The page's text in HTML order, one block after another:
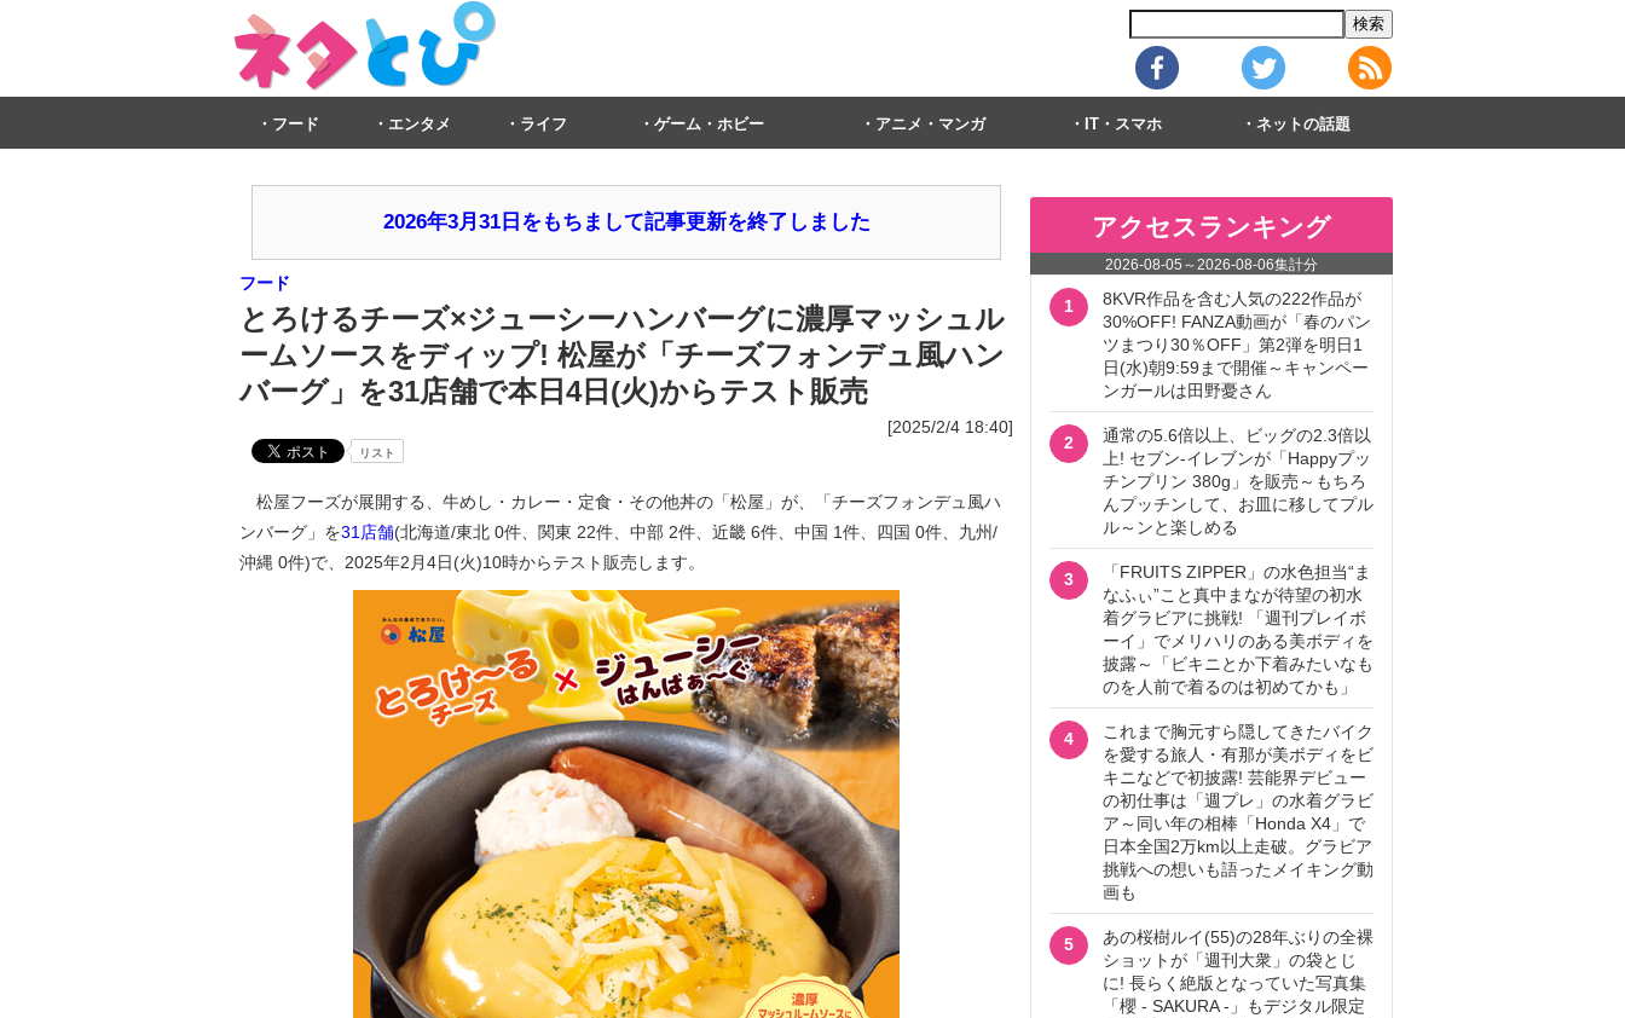
フード エンタメ ライフ ゲーム・ホビー アニメ・マンガ IT・スマホ ネットの話題
2026年3月31日をもちまして記事更新を終了しました
フード
とろけるチーズ×ジューシーハンバーグに濃厚マッシュル
ームソースをディップ! 松屋が「チーズフォンデュ風ハン
バーグ」を31店舗で本日4日(火)からテスト販売
[2025/2/4 18:40]
リスト
松屋フーズが展開する、牛めし・カレー・定食・その他丼の「松屋」が、「チーズフォンデュ風ハ
ンバーグ」を31店舗(北海道/東北 0件、関東 22件、中部 2件、近畿 6件、中国 1件、四国 0件、九州/
沖縄 0件)で、2025年2月4日(火)10時からテスト販売します。
アクセスランキング
2026-08-05 ～2026-08-06集計分
1
8KVR作品を含む人気の222作品が
30%OFF! FANZA動画が「春のパン
ツまつり30％OFF」第2弾を明日1
日(水)朝9:59まで開催～キャンペー
ンガールは田野憂さん
2
通常の5.6倍以上、ビッグの2.3倍以
上! セブン‐イレブンが「Happyプッ
チンプリン 380g」を販売～もちろ
んプッチンして、お皿に移してプル
ル～ンと楽しめる
3
「FRUITS ZIPPER」の水色担当“ま
なふぃ”こと真中まなが待望の初水
着グラビアに挑戦! 「週刊プレイボ
ーイ」でメリハリのある美ボディを
披露～「ビキニとか下着みたいなも
のを人前で着るのは初めてかも」
4
これまで胸元すら隠してきたバイク
を愛する旅人・有那が美ボディをビ
キニなどで初披露! 芸能界デビュー
の初仕事は「週プレ」の水着グラビ
ア～同い年の相棒「Honda X4」で
日本全国2万km以上走破。グラビア
挑戦への想いも語ったメイキング動
画も
5
あの桜樹ルイ(55)の28年ぶりの全裸
ショットが「週刊大衆」の袋とじ
に! 長らく絶版となっていた写真集
「櫻 - SAKURA -」もデジタル限定